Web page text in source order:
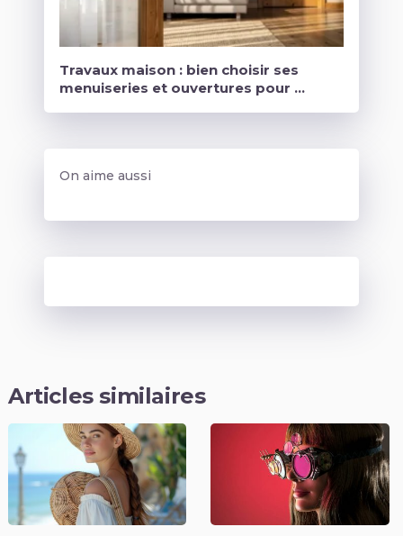
Travaux maison : bien choisir ses
menuiseries et ouvertures pour …
On aime aussi
Articles similaires